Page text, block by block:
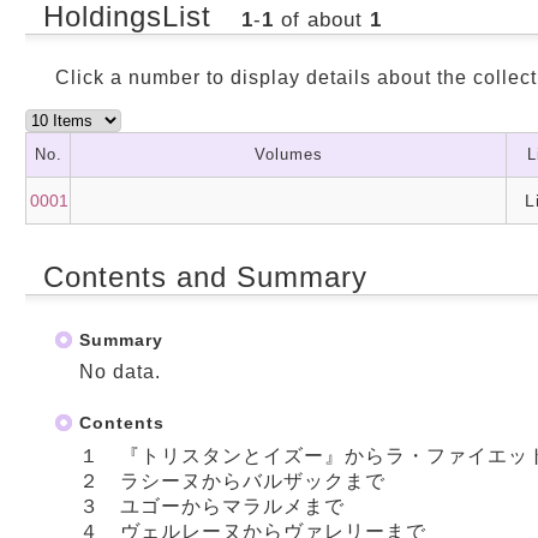
HoldingsList 1-1 of about 1
Click a number to display details about the
No. Volumes
0001
Contents and Summary
Summary
No data.
Contents
１ 『トリスタンとイズー』からラ・ファイエッ
２ ラシーヌからバルザックまで
３ ユゴーからマラルメまで
４ ヴェルレーヌからヴァレリーまで